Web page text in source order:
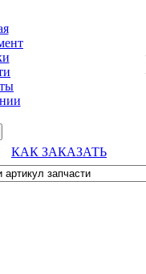
КАК ЗАКАЗАТЬ